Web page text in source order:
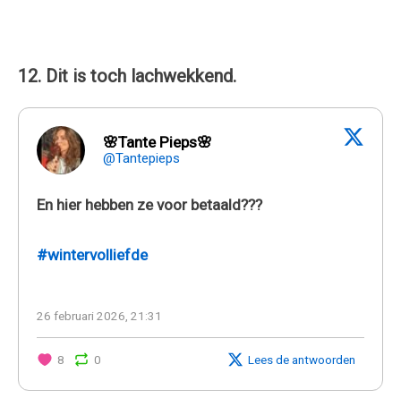
12. Dit is toch lachwekkend.
🌸Tante Pieps🌸
@Tantepieps
En hier hebben ze voor betaald???
#wintervolliefde
26 februari 2026, 21:31
8 0 Lees de antwoorden